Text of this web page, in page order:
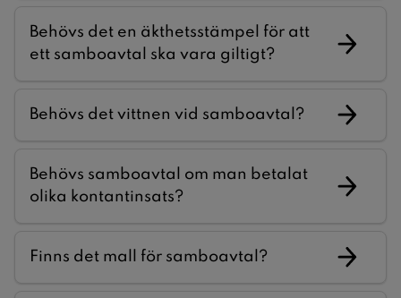
Behövs det en äkthetsstämpel för att
ett samboavtal ska vara giltigt?
Behövs det vittnen vid samboavtal?
Behövs samboavtal om man betalat
olika kontantinsats?
Finns det mall för samboavtal?